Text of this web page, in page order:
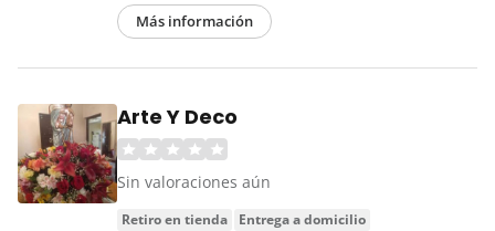
Más información
Arte Y Deco
Sin valoraciones aún
retiro en tienda entrega a domicilio